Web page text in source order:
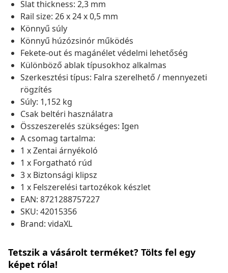
Slat thickness: 2,3 mm
Rail size: 26 x 24 x 0,5 mm
Könnyű súly
Könnyű húzózsinór működés
Fekete-out és magánélet védelmi lehetőség
Különböző ablak típusokhoz alkalmas
Szerkesztési típus: Falra szerelhető / mennyezeti
rögzítés
Súly: 1,152 kg
Csak beltéri használatra
Összeszerelés szükséges: Igen
A csomag tartalma:
1 x Zentai árnyékoló
1 x Forgatható rúd
3 x Biztonsági klipsz
1 x Felszerelési tartozékok készlet
EAN: 8721288757227
SKU: 42015356
Brand: vidaXL
Tetszik a vásárolt terméket? Tölts fel egy
képet róla!